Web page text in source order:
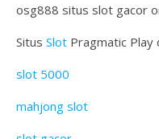
osg888 situs slot gacor
Situs Slot Pragmatic Play
slot 5000
mahjong slot